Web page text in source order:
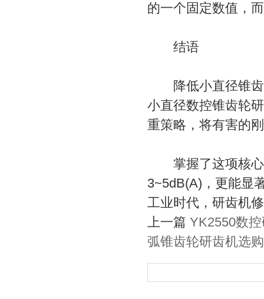
的一个固定数值，
结语
降低小直径锥齿
小直径数控锥齿轮
重策略，将有害的
掌握了这项核心
3~5dB(A)，更能显
工业时代，研齿机
上一篇 YK2550数
弧锥齿轮研齿机选